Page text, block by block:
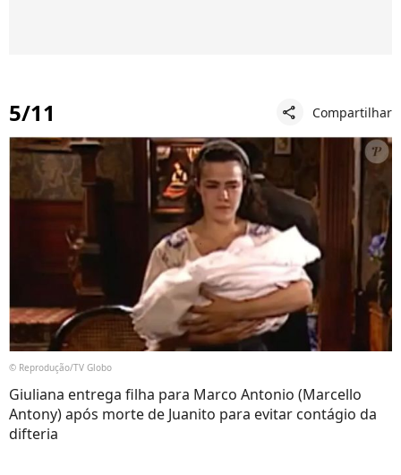
5/11 share Compartilhar
© Reprodução/TV Globo
Giuliana entrega filha para Marco Antonio (Marcello
Antony) após morte de Juanito para evitar contágio da
difteria